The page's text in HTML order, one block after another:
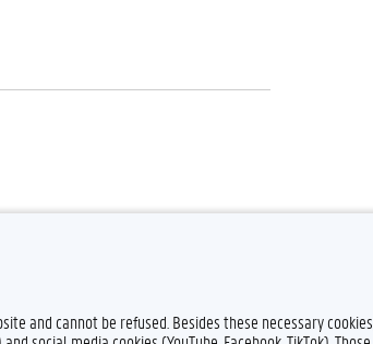
and cannot be refused. Besides these necessary cookies,